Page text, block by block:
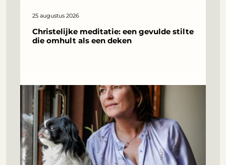
25 augustus 2026
Christelijke meditatie: een gevulde stilte
die omhult als een deken